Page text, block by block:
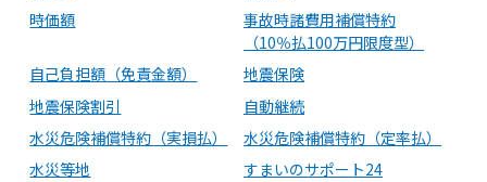
時価額
事故時諸費用補償特約
（10％払100万円限度型）
自己負担額（免責金額）
地震保険
地震保険割引
自動継続
水災危険補償特約（実損払）
水災危険補償特約（定率払）
水災等地
すまいのサポート24